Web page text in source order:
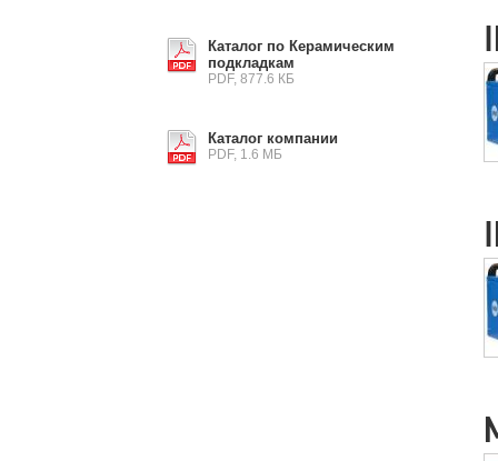
Каталог по Керамическим
подкладкам
PDF, 877.6 КБ
Каталог компании
PDF, 1.6 МБ